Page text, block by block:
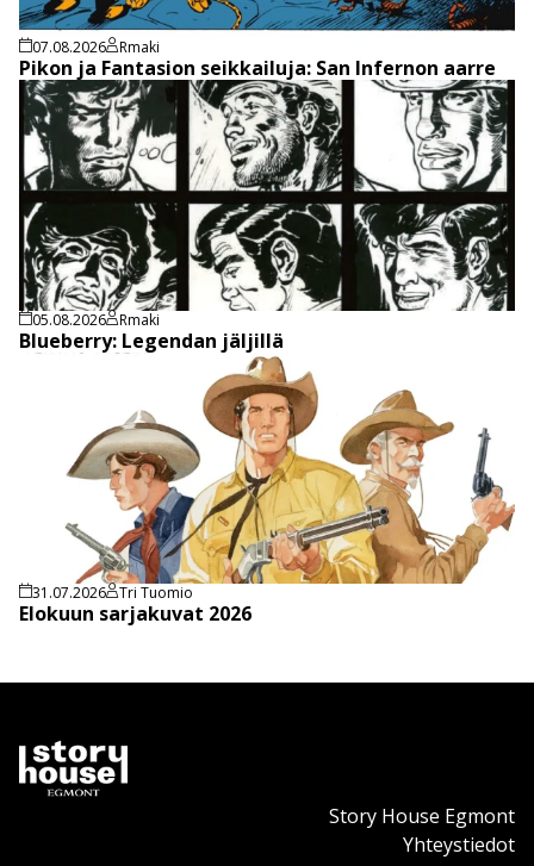
07.08.2026 Rmaki
Pikon ja Fantasion seikkailuja: San Infernon aarre
05.08.2026 Rmaki
Blueberry: Legendan jäljillä
31.07.2026 Tri Tuomio
Elokuun sarjakuvat 2026
Story House Egmont
Yhteystiedot